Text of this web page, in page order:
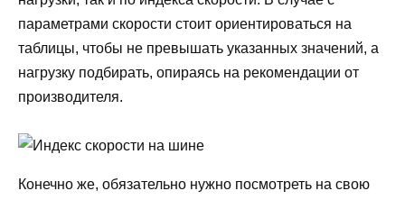
параметрами скорости стоит ориентироваться на
таблицы, чтобы не превышать указанных значений, а
нагрузку подбирать, опираясь на рекомендации от
производителя.
Конечно же, обязательно нужно посмотреть на свою